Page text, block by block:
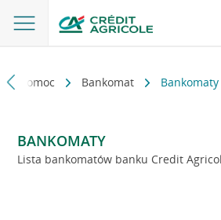
i pomoc Bankomat
BANKOMATY
Lista bankomatów banku Credit